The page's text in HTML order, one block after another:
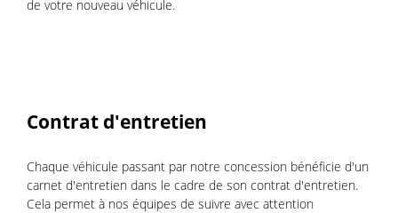
de votre nouveau véhicule.
Contrat d'entretien
Chaque véhicule passant par notre concession bénéficie d'un
carnet d'entretien dans le cadre de son contrat d'entretien.
Cela permet à nos équipes de suivre avec attention